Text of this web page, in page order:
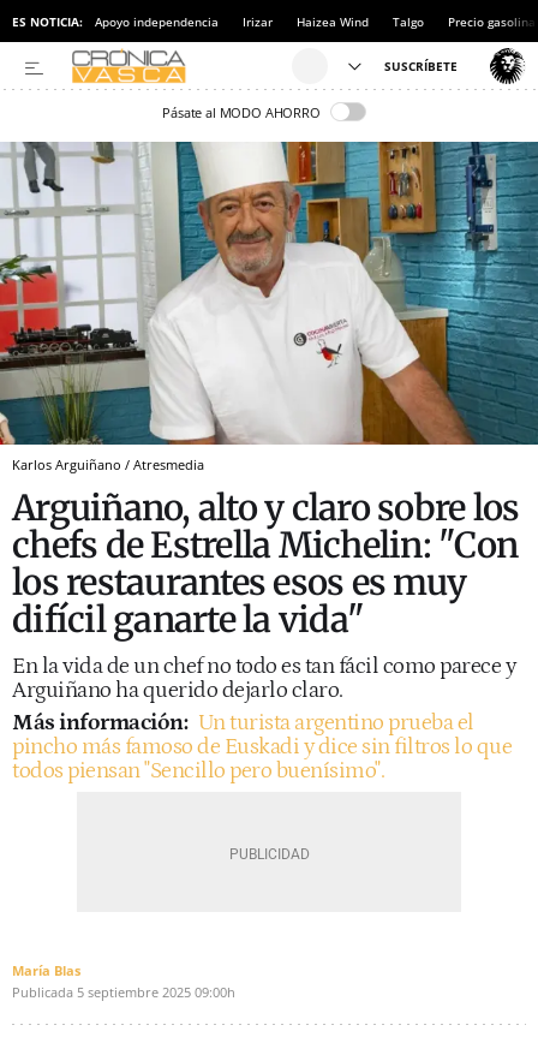
ES NOTICIA: Apoyo independencia Irizar Haizea Wind Talgo Precio gasolina
Pásate al MODO AHORRO
Karlos Arguiñano / Atresmedia
Arguiñano, alto y claro sobre los
chefs de Estrella Michelin: "Con
los restaurantes esos es muy
difícil ganarte la vida"
En la vida de un chef no todo es tan fácil como parece y
Arguiñano ha querido dejarlo claro.
Más información: Un turista argentino prueba el
pincho más famoso de Euskadi y dice sin filtros lo que
todos piensan "Sencillo pero buenísimo".
María Blas
Publicada 5 septiembre 2025 09:00h